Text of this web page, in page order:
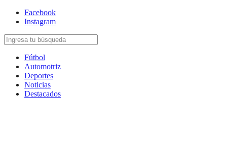
Facebook
Instagram
Fútbol
Automotriz
Deportes
Noticias
Destacados